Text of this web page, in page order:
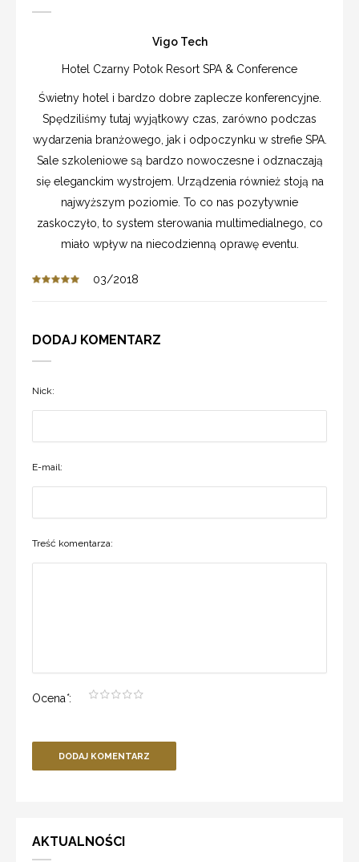
Vigo Tech
Hotel Czarny Potok Resort SPA & Conference
Świetny hotel i bardzo dobre zaplecze konferencyjne.
Spędziliśmy tutaj wyjątkowy czas, zarówno podczas
wydarzenia branżowego, jak i odpoczynku w strefie SPA.
Sale szkoleniowe są bardzo nowoczesne i odznaczają
się eleganckim wystrojem. Urządzenia również stoją na
najwyższym poziomie. To co nas pozytywnie
zaskoczyło, to system sterowania multimedialnego, co
miało wpływ na niecodzienną oprawę eventu.
03/2018
DODAJ KOMENTARZ
Nick:
E-mail:
Treść komentarza:
Ocena*:
DODAJ KOMENTARZ
AKTUALNOŚCI